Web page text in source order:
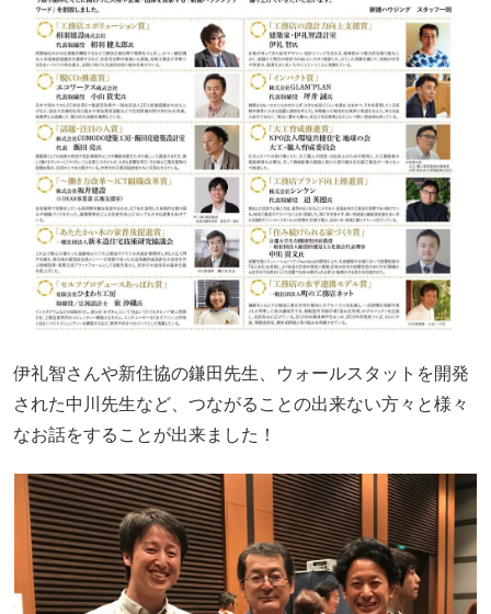
伊礼智さんや新住協の鎌田先生、ウォールスタットを開発
された中川先生など、つながることの出来ない方々と様々
なお話をすることが出来ました！